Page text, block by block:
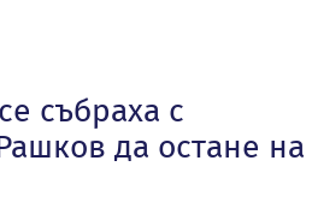
събраха с
да остане на